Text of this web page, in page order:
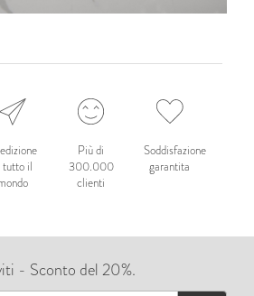
tutto il
Più di
300.000
clienti
Soddisfazione
garantita
- Sconto del 20%.